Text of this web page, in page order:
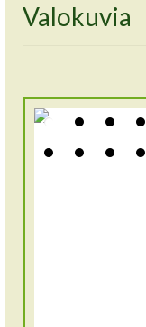
Valokuvia